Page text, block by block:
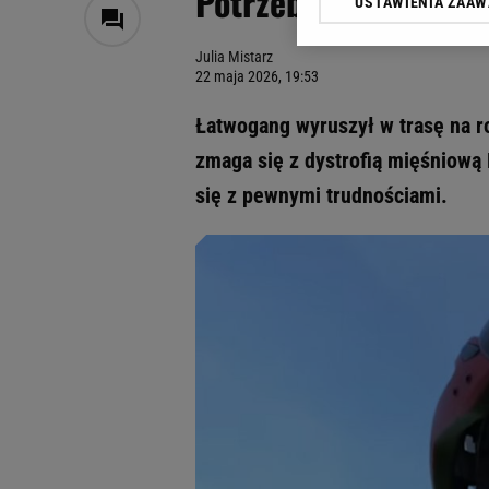
Julia Mistarz
22 maja 2026, 19:53
Łatwogang wyruszył w trasę na
zmaga się z dystrofią
się z pewnymi trudnościami.
Klikając „Akceptuję”
My, nasi Zaufani
Użycie dokładnych
Przechowywanie